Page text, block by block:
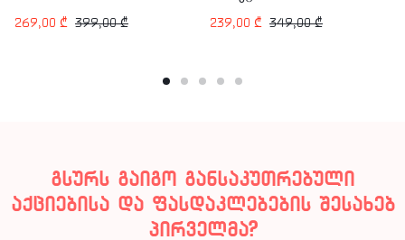
269,00 ₾ 399,00₾ 239,00 ₾ 349,00₾
გსურს გაიგო განსაკუთრებული
აქციებისა და ფასდაკლებების შესახებ
პირველმა?